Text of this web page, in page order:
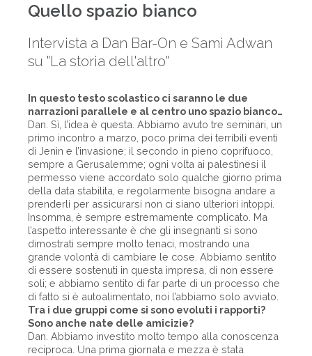
Quello spazio bianco
Intervista a Dan Bar-On e Sami Adwan
su "La storia dell'altro"
In questo testo scolastico ci saranno le due
narrazioni parallele e al centro uno spazio bianco…
Dan. Sì, l’idea è questa. Abbiamo avuto tre seminari, un
primo incontro a marzo, poco prima dei terribili eventi
di Jenin e l’invasione; il secondo in pieno coprifuoco,
sempre a Gerusalemme; ogni volta ai palestinesi il
permesso viene accordato solo qualche giorno prima
della data stabilita, e regolarmente bisogna andare a
prenderli per assicurarsi non ci siano ulteriori intoppi.
Insomma, è sempre estremamente complicato. Ma
l’aspetto interessante è che gli insegnanti si sono
dimostrati sempre molto tenaci, mostrando una
grande volontà di cambiare le cose. Abbiamo sentito
di essere sostenuti in questa impresa, di non essere
soli; e abbiamo sentito di far parte di un processo che
di fatto si è autoalimentato, noi l’abbiamo solo avviato.
Tra i due gruppi come si sono evoluti i rapporti?
Sono anche nate delle amicizie?
Dan. Abbiamo investito molto tempo alla conoscenza
reciproca. Una prima giornata e mezza è stata